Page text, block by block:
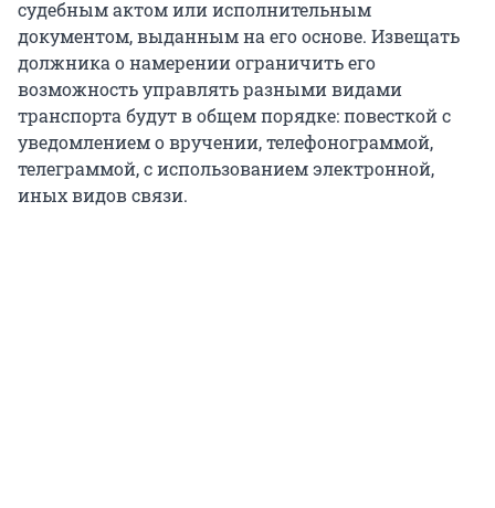
судебным актом или исполнительным
документом, выданным на его основе. Извещать
должника о намерении ограничить его
возможность управлять разными видами
транспорта будут в общем порядке: повесткой с
уведомлением о вручении, телефонограммой,
телеграммой, с использованием электронной,
иных видов связи.